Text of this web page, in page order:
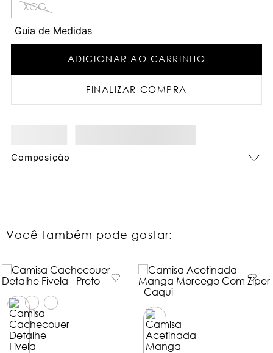
XGG
Guia de Medidas
ADICIONAR AO CARRINHO
FINALIZAR COMPRA
Composição
Você também pode gostar:
Camisa Cachecouer Detalhe
Fivela - Preto
R$ 139,99
Camisa Acetinada Manga
Morcego Com Zíper - Caqui